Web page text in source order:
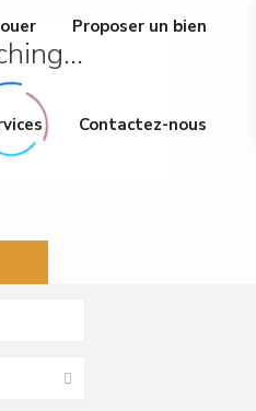
Proposer un bien
Contactez-nous